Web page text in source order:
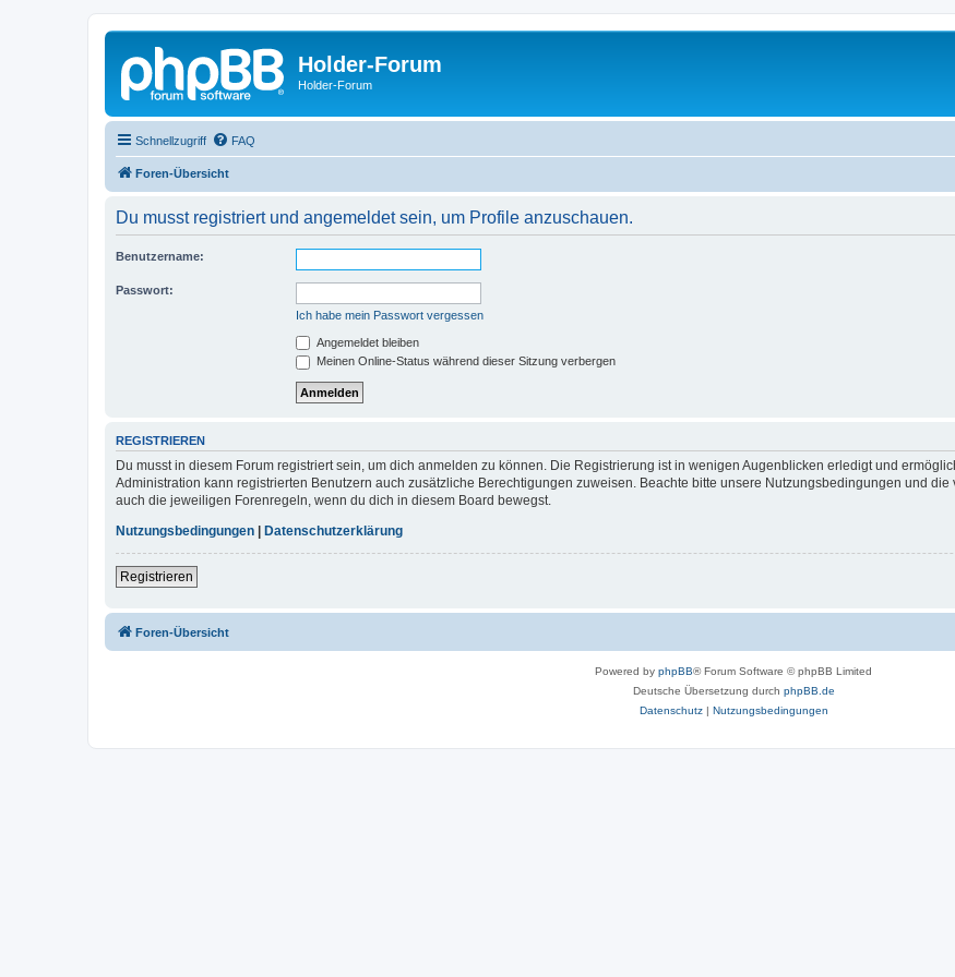
Holder-Forum
Holder-Forum
Schnellzugriff FAQ
Foren-Übersicht
Du musst registriert und angemeldet sein, um Profile anzuschauen.
Benutzername:
Passwort:
Ich habe mein Passwort vergessen
Angemeldet bleiben
Meinen Online-Status während dieser Sitzung verbergen
REGISTRIEREN
Du musst in diesem Forum registriert sein, um dich anmelden zu können. Die Registrierung ist in wenigen Augenblicken erledigt und
Administration kann registrierten Benutzern auch zusätzliche Berechtigungen zuweisen. Beachte bitte unsere Nutzungsbedingungen und
auch die jeweiligen Forenregeln, wenn du dich in diesem Board bewegst.
Nutzungsbedingungen
Datenschutzerklärung
Registrieren
Foren-Übersicht
Powered by phpBB® Forum Software © phpBB Limited
Deutsche Übersetzung durch phpBB.de
Datenschutz| Nutzungsbedingungen